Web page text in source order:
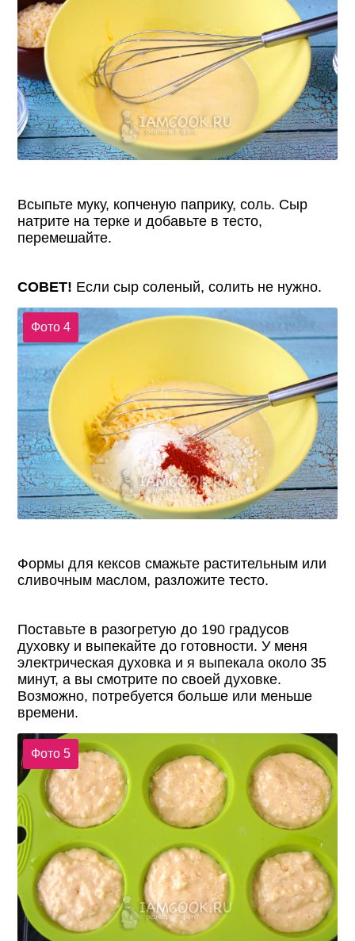
Всыпьте муку, копченую паприку, соль. Сыр
натрите на терке и добавьте в тесто,
перемешайте.
СОВЕТ! Если сыр соленый, солить не нужно.
Фото 4
Формы для кексов смажьте растительным или
сливочным маслом, разложите тесто.
Поставьте в разогретую до 190 градусов
духовку и выпекайте до готовности. У меня
электрическая духовка и я выпекала около 35
минут, а вы смотрите по своей духовке.
Возможно, потребуется больше или меньше
времени.
Фото 5